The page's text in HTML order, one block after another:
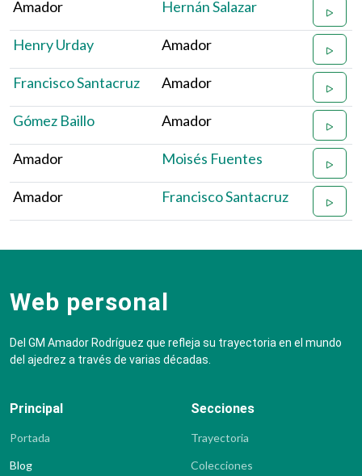
Amador Hernán Salazar
Henry Urday Amador
Francisco Santacruz Amador
Gómez Baillo Amador
Amador Moisés Fuentes
Amador Francisco Santacruz
Web personal
Del GM Amador Rodríguez que refleja su trayectoria en el mundo
del ajedrez a través de varias décadas.
Principal
Portada
Blog
Secciones
Trayectoria
Colecciones